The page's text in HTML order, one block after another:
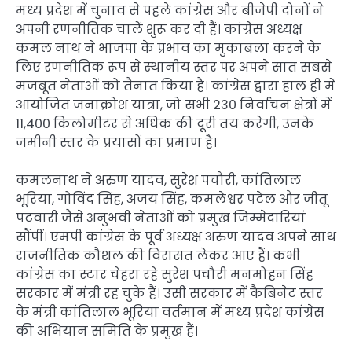
मध्य प्रदेश में चुनाव से पहले कांग्रेस और बीजेपी दोनों ने
अपनी रणनीतिक चालें शुरू कर दी हैं। कांग्रेस अध्यक्ष
कमल नाथ ने भाजपा के प्रभाव का मुकाबला करने के
लिए रणनीतिक रूप से स्थानीय स्तर पर अपने सात सबसे
मजबूत नेताओं को तैनात किया है। कांग्रेस द्वारा हाल ही में
आयोजित जनाक्रोश यात्रा, जो सभी 230 निर्वाचन क्षेत्रों में
11,400 किलोमीटर से अधिक की दूरी तय करेगी, उनके
जमीनी स्तर के प्रयासों का प्रमाण है।
कमलनाथ ने अरुण यादव, सुरेश पचौरी, कांतिलाल
भूरिया, गोविंद सिंह, अजय सिंह, कमलेश्वर पटेल और जीतू
पटवारी जैसे अनुभवी नेताओं को प्रमुख जिम्मेदारियां
सौंपीं। एमपी कांग्रेस के पूर्व अध्यक्ष अरुण यादव अपने साथ
राजनीतिक कौशल की विरासत लेकर आए हैं। कभी
कांग्रेस का स्टार चेहरा रहे सुरेश पचौरी मनमोहन सिंह
सरकार में मंत्री रह चुके हैं। उसी सरकार में कैबिनेट स्तर
के मंत्री कांतिलाल भूरिया वर्तमान में मध्य प्रदेश कांग्रेस
की अभियान समिति के प्रमुख हैं।